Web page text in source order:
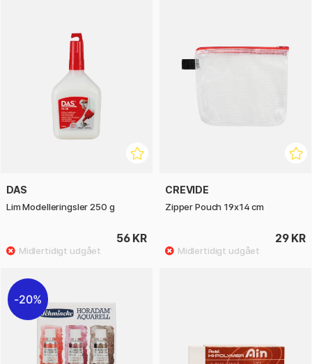
DAS
Lim Modelleringsler 250 g
56 KR
CREVIDE
Zipper Pouch 19x14 cm
29 KR
20%